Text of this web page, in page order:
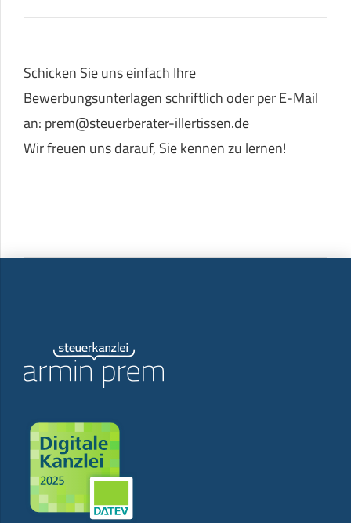
Schicken Sie uns einfach Ihre
Bewerbungsunterlagen schriftlich oder per E-Mail
an: prem@steuerberater-illertissen.de
Wir freuen uns darauf, Sie kennen zu lernen!